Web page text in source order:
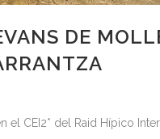
DE
el CEI2* del Raid Hípico